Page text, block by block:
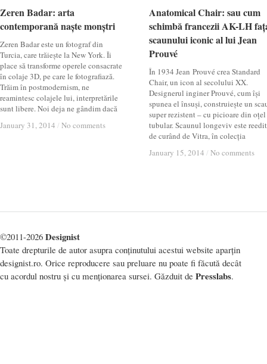
Zeren Badar: arta
contemporană naște monștri
Zeren Badar este un fotograf din
Turcia, care trăiește la New York. Îi
place să transforme operele consacrate
în colaje 3D, pe care le fotografiază.
Trăim în postmodernism, ne
reamintesc colajele lui, interpretările
sunt libere. Noi deja ne gândim dacă
January 31, 2014 / No comments
Zeren Badar: arta
contemporană naște monștri
January 31, 2014 / No comments
Anatomical Chair: sau cum
schimbă francezii AK-LH
scaunului iconic al lui Jean
Prouvé
În 1934 Jean Prouvé crea Standard
Chair, un icon al secolului XX.
Designerul inginer Prouvé, cum își
spunea el însuși, construiește un
super rezistent – cu picioare din oțel
tubular. Scaunul longeviv este
de curând de Vitra, în colecția
January 15, 2014 / No comments
Anatomical Chair: sau cum
schimbă francezii AK-LH
scaunului iconic al lui Jean
Prouvé
January 15, 2014 / No comments
©2011-2026 Designist
Toate drepturile de autor asupra conținutului acestui website aparțin
designist.ro. Orice reproducere sau preluare nu poate fi făcută decât
cu acordul nostru și cu menționarea sursei. Găzduit de Presslabs.